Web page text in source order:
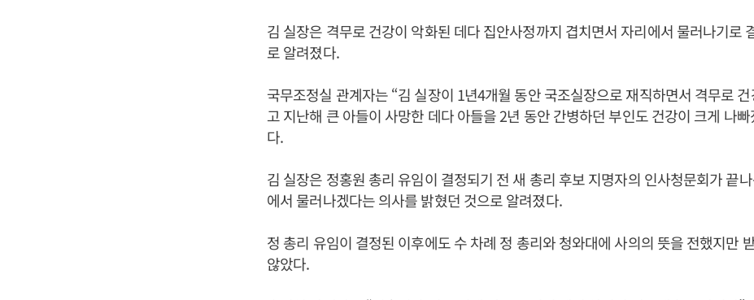
김 실장은 격무로 건강이 악화된 데다 집안사정까지 겹치면서 자리에서 물러나기로
로 알려졌다.
국무조정실 관계자는 “김 실장이 1년4개월 동안 국조실장으로 재직하면서 격무로
고 지난해 큰 아들이 사망한 데다 아들을 2년 동안 간병하던 부인도 건강이 크게 나빠
다.
김 실장은 정홍원 총리 유임이 결정되기 전 새 총리 후보 지명자의 인사청문회가 끝
에서 물러나겠다는 의사를 밝혔던 것으로 알려졌다.
정 총리 유임이 결정된 이후에도 수 차례 정 총리와 청와대에 사의의 뜻을 전했지만
않았다.